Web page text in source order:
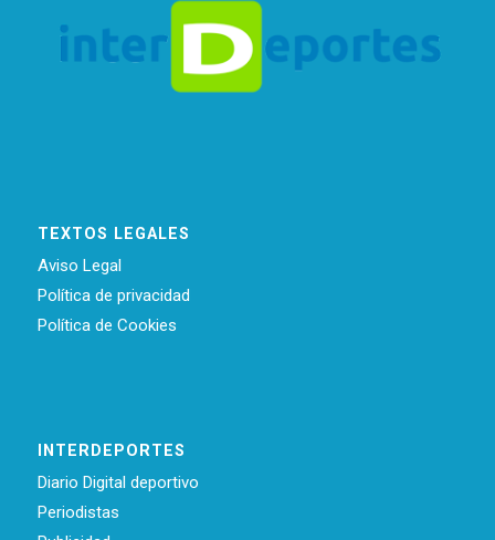
TEXTOS LEGALES
Aviso Legal
Política de privacidad
Política de Cookies
INTERDEPORTES
Diario Digital deportivo
Periodistas